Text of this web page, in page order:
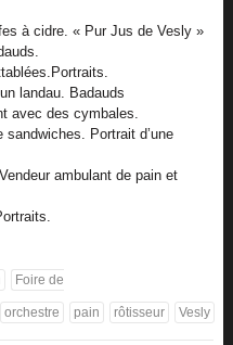
à cidre. « Pur Jus de Vesly »
landau. Badauds
avec des cymbales.
Portrait d’une
ambulant de pain et
Foire de
orchestre pain rôtisseur Vesly